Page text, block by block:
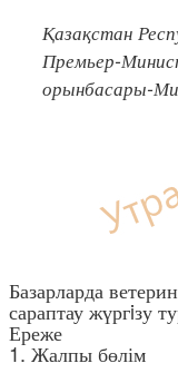
Қазақстан
Премьер-
орынбасары-
Базарларда
сараптау жүргiзу
Ереже
1. Жалпы бөлім